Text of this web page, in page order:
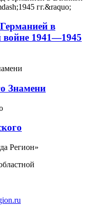
в
войне 1941—1945
Знамени
Регион»